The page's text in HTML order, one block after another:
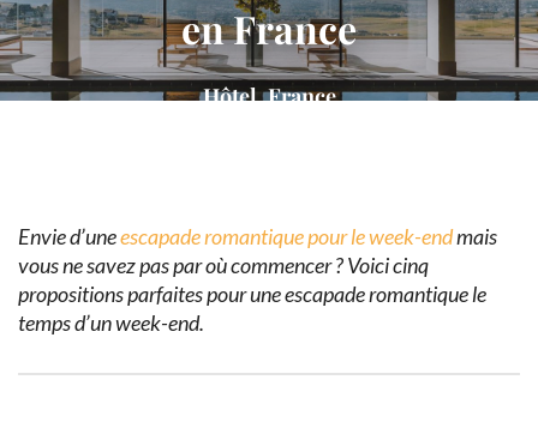
en France
Hôtel, France
Envie d’uneescapade romantique pour le week-endmais
vous ne savez pas par où commencer ? Voici cinq
propositions parfaites pour une escapade romantique le
temps d’un week-end.